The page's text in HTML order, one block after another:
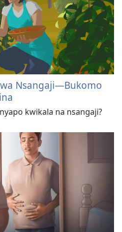
Nsangaji​—⁠Bukomo
kwikala na nsangaji?